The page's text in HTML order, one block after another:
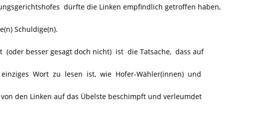
dürfte die Linken empfindlich getroffen haben,
Schuldige(n).
(oder besser gesagt doch nicht) ist die Tatsache, dass auf
einziges Wort zu lesen ist, wie Hofer-Wähler(innen) und
den Linken auf das Übelste beschimpft und verleumdet